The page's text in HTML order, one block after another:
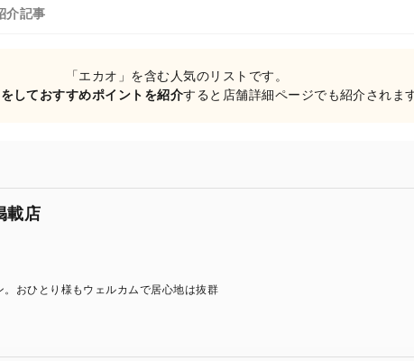
介記事
「エカオ」を含む人気のリストです。
しておすすめポイントを紹介すると店舗詳細ページでも紹介されます
載店
おひとり様もウェルカムで居心地は抜群